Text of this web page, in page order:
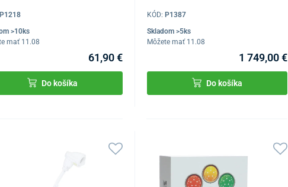
P1218
>10ks
mať 11.08
61,90 €
Do košíka
KÓD: P1387
Skladom >5ks
Môžete mať 11.08
1 749,00 €
Do košíka